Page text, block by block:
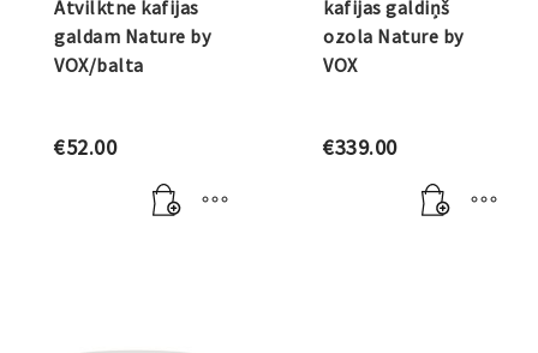
Atvilktne kafijas
galdam Nature by
VOX/balta
€52.00
kafijas galdiņš
ozola Nature by
VOX
€339.00